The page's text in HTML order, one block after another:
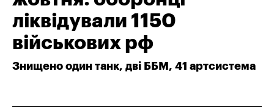
ліквідували 1150
військових рф
Знищено один танк, дві ББМ, 41 артсистема